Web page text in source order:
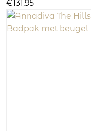
€131,95